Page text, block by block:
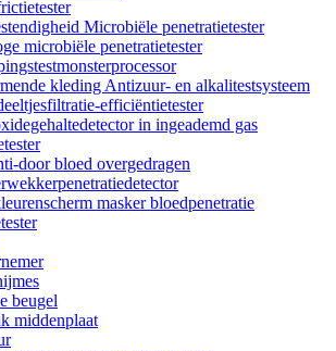
Microbiële penetratietester
microbiële penetratietester
kleding Antizuur- en alkalitestsysteem
efficiëntietester
in ingeademd gas
door bloed overgedragen
masker bloedpenetratie
beugel
middenplaat